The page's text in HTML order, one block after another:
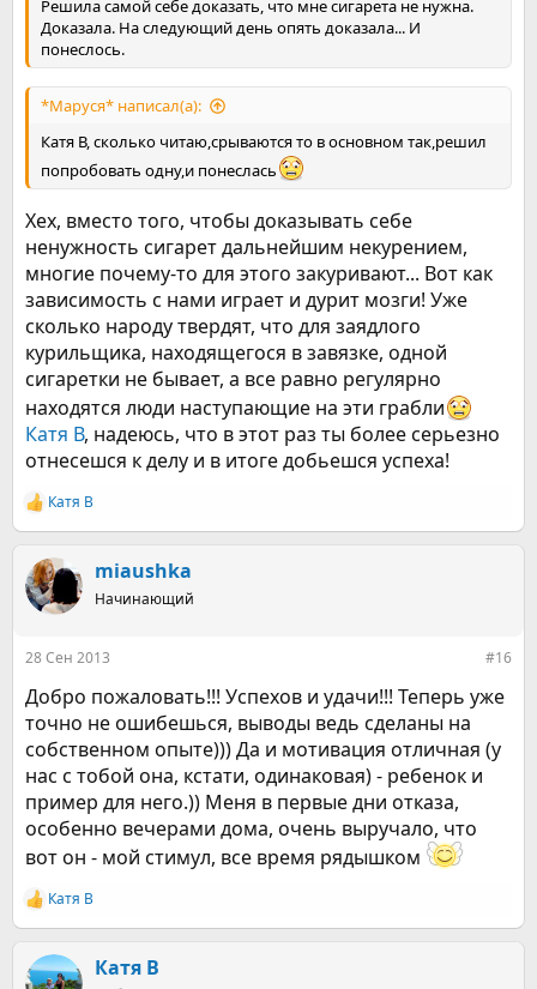
Решила самой себе доказать, что мне сигарета не нужна.
Доказала. На следующий день опять доказала... И
понеслось.
*Маруся* написал(а):
Катя В, сколько читаю,срываются то в основном так,решил
попробовать одну,и понеслась
Хех, вместо того, чтобы доказывать себе
ненужность сигарет дальнейшим некурением,
многие почему-то для этого закуривают... Вот как
зависимость с нами играет и дурит мозги! Уже
сколько народу твердят, что для заядлого
курильщика, находящегося в завязке, одной
сигаретки не бывает, а все равно регулярно
находятся люди наступающие на эти грабли
Катя В, надеюсь, что в этот раз ты более серьезно
отнесешся к делу и в итоге добьешся успеха!
Р
е
к
ц
и
Катя В
miaushka
Начинающий
28 Сен 2013 #16
Добро пожаловать!!! Успехов и удачи!!! Теперь уже
точно не ошибешься, выводы ведь сделаны на
собственном опыте))) Да и мотивация отличная (у
нас с тобой она, кстати, одинаковая) - ребенок и
пример для него.)) Меня в первые дни отказа,
особенно вечерами дома, очень выручало, что
вот он - мой стимул, все время рядышком
Р
е
к
ц
Катя В
Катя В